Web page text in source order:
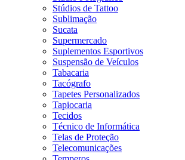
Stúdios de Tattoo
Sublimação
Sucata
Supermercado
Suplementos Esportivos
Suspensão de Veículos
Tabacaria
Tacógrafo
Tapetes Personalizados
Tapiocaria
Tecidos
Técnico de Informática
Telas de Proteção
Telecomunicações